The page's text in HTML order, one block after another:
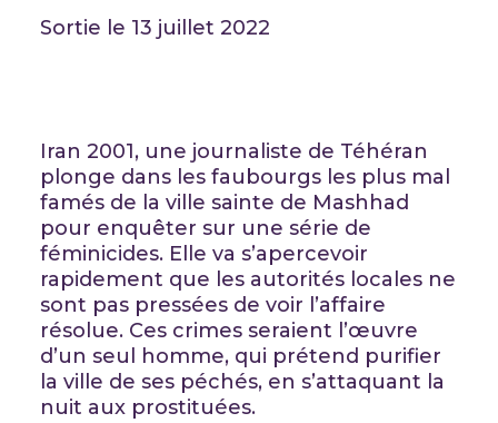
Sortie le 13 juillet 2022
Iran 2001, une journaliste de Téhéran
plonge dans les faubourgs les plus mal
famés de la ville sainte de Mashhad
pour enquêter sur une série de
féminicides. Elle va s’apercevoir
rapidement que les autorités locales ne
sont pas pressées de voir l’affaire
résolue. Ces crimes seraient l’œuvre
d’un seul homme, qui prétend purifier
la ville de ses péchés, en s’attaquant la
nuit aux prostituées.